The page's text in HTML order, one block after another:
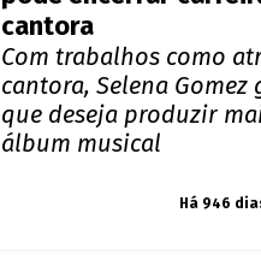
cantora
Com trabalhos como
cantora, Selena Gomez
que deseja produzir
álbum musical
Há 946